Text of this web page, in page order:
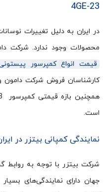
4GE-23
در ایران به دلیل تغییرات
محصولات وجود ندارد. شرکت
قیمت انواع کمپرسور
کارشناسان فروش شرکت دامون
است.
نمایندگی کمپانی بیتزر در
شرکت بیتزر با توجه به روابط
جهان دارای نمایندگی‌های